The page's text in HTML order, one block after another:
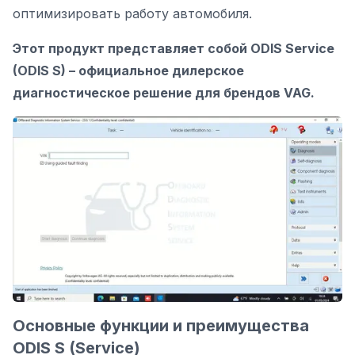
оптимизировать работу автомобиля.
Этот продукт представляет собой ODIS Service
(ODIS S) – официальное дилерское
диагностическое решение для брендов VAG.
Основные функции и преимущества
ODIS S (Service)